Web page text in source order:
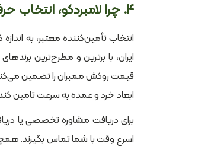
۴. چرا لامبردکو، انتخاب حرفه‌ای‌هاست؟
ایران، با برترین و مطرح‌ترین
قیمت روکش ممبران را تضمین
ابعاد خرد و عمده به سرعت تامین
برای دریافت مشاوره تخصصی یا
اسرع وقت با شما تماس بگیرند.